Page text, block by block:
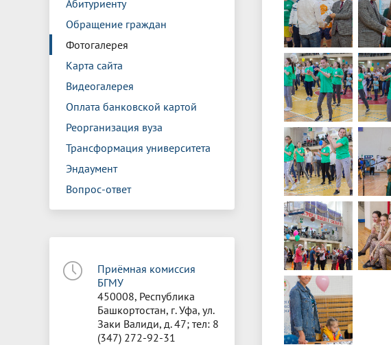
Абитуриенту
Обращение граждан
Фотогалерея
Карта сайта
Видеогалерея
Оплата банковской картой
Реорганизация вуза
Трансформация университета
Эндаумент
Вопрос-ответ
Приёмная комиссия
БГМУ
450008, Республика
Башкортостан, г. Уфа, ул.
Заки Валиди, д. 47; тел: 8
(347) 272-92-31